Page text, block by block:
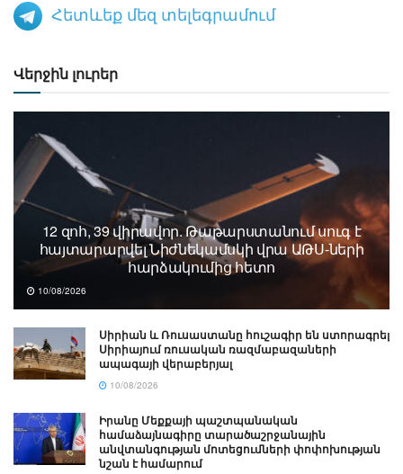
Հետևեք մեզ տելեգրամում
Վերջին լուրեր
12 զոհ, 39 վիրավոր. Թաթարստանում սուգ է
հայտարարվել Նիժնեկամսկի վրա ԱԹՍ-ների
հարձակումից հետո
10/08/2026
Սիրիան և Ռուսաստանը հուշագիր են ստորագրել
Սիրիայում ռուսական ռազմաբազաների
ապագայի վերաբերյալ
10/08/2026
Իրանը Մեքքայի պաշտպանական
համաձայնագիրը տարածաշրջանային
անվտանգության մոտեցումների փոփոխության
նշան է համարում